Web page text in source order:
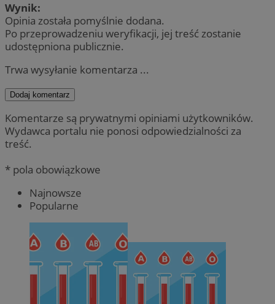
Wynik:
Opinia została pomyślnie dodana.
Po przeprowadzeniu weryfikacji, jej treść zostanie
udostępniona publicznie.
Trwa wysyłanie komentarza ...
Dodaj komentarz
Komentarze są prywatnymi opiniami użytkowników.
Wydawca portalu nie ponosi odpowiedzialności za
treść.
* pola obowiązkowe
Najnowsze
Popularne